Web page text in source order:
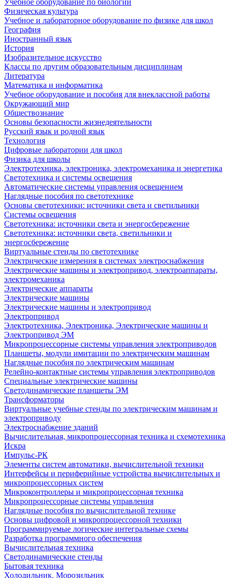
Учебное оборудование по биологии
Физическая культура
Учебное и лабораторное оборудование по физике для школ
География
Иностранный язык
История
Изобразительное искусство
Классы по другим образовательным дисциплинам
Литература
Математика и информатика
Учебное оборудование и пособия для внеклассной работы
Окружающий мир
Обществознание
Основы безопасности жизнедеятельности
Русский язык и родной язык
Технология
Цифровые лаборатории для школ
Физика для школы
Электротехника, электроника, электромеханика и энергетика
Светотехника и системы освещения
Автоматические системы управления освещением
Наглядные пособия по светотехнике
Основы светотехники: источники света и светильники
Системы освещения
Светотехника: источники света и энергосбережение
Светотехника: источники света, светильники и
энергосбережение
Виртуальные стенды по светотехнике
Электрические измерения в системах электроснабжения
Электрические машины и электропривод, электроаппараты,
электромеханика
Электрические аппараты
Электрические машины
Электрические машины и электропривод
Электропривод
Электротехника, Электроника, Электрические машины и
Электропривод ЭМ
Микропроцессорные системы управления электроприводов
Планшеты, модули имитации по электрическим машинам
Наглядные пособия по электрическим машинам
Релейно-контактные системы управления электроприводов
Специальные электрические машины
Светодинамические планшеты ЭМ
Трансформаторы
Виртуальные учебные стенды по электрическим машинам и
электроприводу
Электроснабжение зданий
Вычислительная, микропроцессорная техника и схемотехника
Искра
Импульс-РК
Элементы систем автоматики, вычислительной техники
Интерфейсы и периферийные устройства вычислительных и
микропроцессорных систем
Микроконтроллеры и микропроцессорная техника
Микропроцессорные системы управления
Наглядные пособия по вычислительной технике
Основы цифровой и микропроцессорной техники
Программируемые логические интегральные схемы
Разработка программного обеспечения
Вычислительная техника
Светодинамические стенды
Бытовая техника
Холодильник. Морозильник